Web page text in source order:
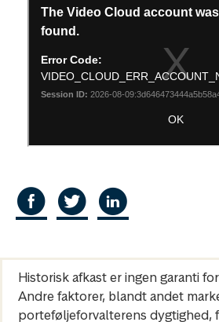
Historisk afkast er ingen garanti
Andre faktorer, blandt andet
porteføljeforvalterens dygtighed,